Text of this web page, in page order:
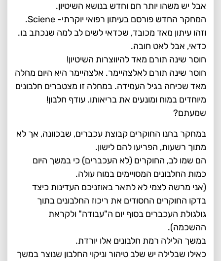
אבל יש משהו יותר חם וחדש בנושא השיטיון.
המחקר החדש פורסם בעיתון רפואי יוקרתי- Sciene.
וזהו עיתון מאד מכובד, שכדאי לשים לב למה שנכתב בו.
כדאי, אבל לאט חובה.
חוסר שינה תורם מאד להיווצרות השיטיון!
חוסר שינה תורם לאלצהיימר. אלצהיימר היא היום מחלה
מאד שכיחה בגיל העמידה. במחלה זו מצטברים חלבונים
מיוחדים במוח ומונעים את בריאותו. עודף חלבון!
שמעתם?
במחקר בחנו החוקרים קבוצת עכברים, שבכוונה, אך לא
מתוך רשעות, הפריעו להם לישון.
הם שמו לב, החוקרים (לא העכברים) כי במשך היום
כמות החלבונים המסויימים במוח עולה.
(אני מרשה לצמי לא לתאר באוזניכם העדינות כיצד
בדקו החוקרים החסודים את ריכוז החלבונים בתוך
גולגולת העכברים בסוף יום ה"עבודה" ולקראת
ההשכמה).
במשך הלילה רמת חלבונים אלו יורדת.
כאילו שבלילה יש שלב טיהור וניקוי החלבון שנוצר במשך